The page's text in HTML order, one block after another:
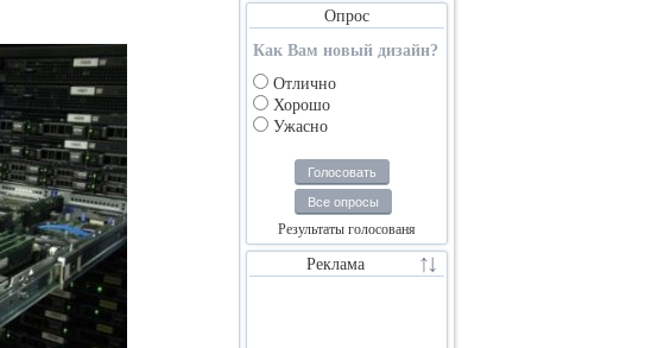
Опрос
Как Вам новый дизайн?
Отлично
Хорошо
Ужасно
Голосовать
Все опросы
Результаты голосованя
Реклама